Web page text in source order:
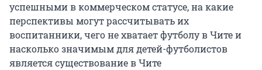
успешными в коммерческом статусе, на какие
перспективы могут рассчитывать их
воспитанники, чего не хватает футболу в Чите и
насколько значимым для детей-футболистов
является существование в Чите